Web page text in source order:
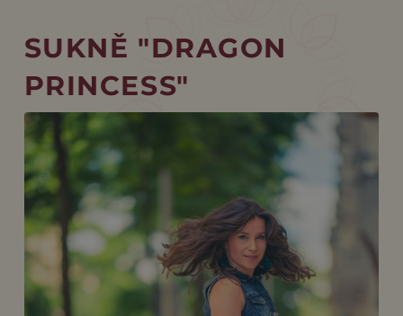
SUKNĚ "DRAGON
PRINCESS"